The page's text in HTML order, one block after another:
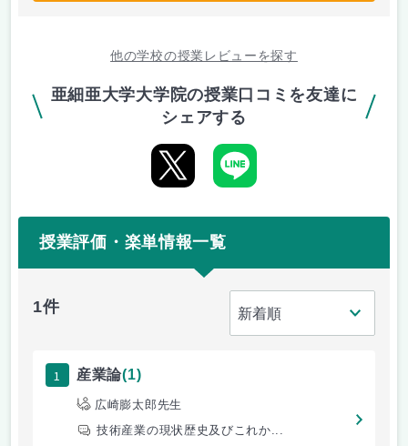
他の学校の授業レビューを探す
亜細亜大学大学院の授業口コミを友達に
シェアする
授業評価・楽単情報一覧
1件
1 産業論(1)
広崎膨太郎先生
技術産業の現状歴史及びこれか...